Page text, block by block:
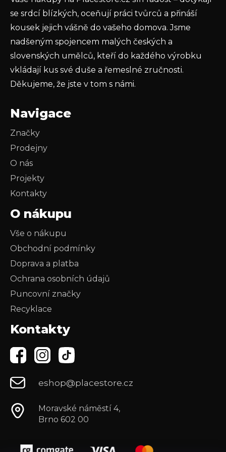
PŘIHLÁSIT SE
se srdcí blízkých, oceňují práci tvůrců a přináší
kousek jejich vášně do vašeho domova. Jsme
nadšeným spojencem malých českých a
slovenských umělců, kteří do každého výrobku
vkládají kus své duše a řemeslné zručnosti.
Děkujeme, že jste v tom s námi.
Navigace
Značky
Prodejny
O nás
Projekty
Kontakty
O nákupu
Vše o nákupu
Obchodní podmínky
Doprava a platba
Ochrana osobních údajů
Puncovní značky
Recyklace
Kontakty
eshop@placestore.cz
Moravské náměstí 4,
Brno 602 00